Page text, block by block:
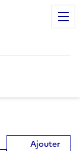
Ajouter